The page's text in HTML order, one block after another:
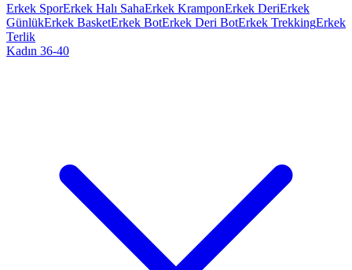
Erkek SporErkek Halı SahaErkek KramponErkek DeriErkek
GünlükErkek BasketErkek BotErkek Deri BotErkek TrekkingErkek
Terlik
Kadın 36-40